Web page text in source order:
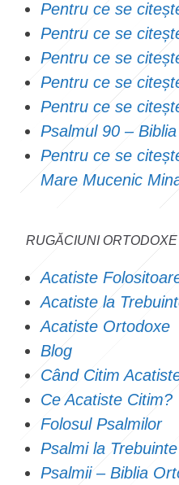
Pentru ce se
Pentru ce se
Pentru ce se
Pentru ce se
Pentru ce se
Psalmul 90 –
Pentru ce se
Mare Mucenic
RUGĂCIUNI ORTODOXE
Acatiste
Acatiste la
Acatiste Ortodoxe
Blog
Când Citim
Ce Acatiste Citim?
Folosul Psalmilor
Psalmi la Trebuinte
Psalmii – Biblia